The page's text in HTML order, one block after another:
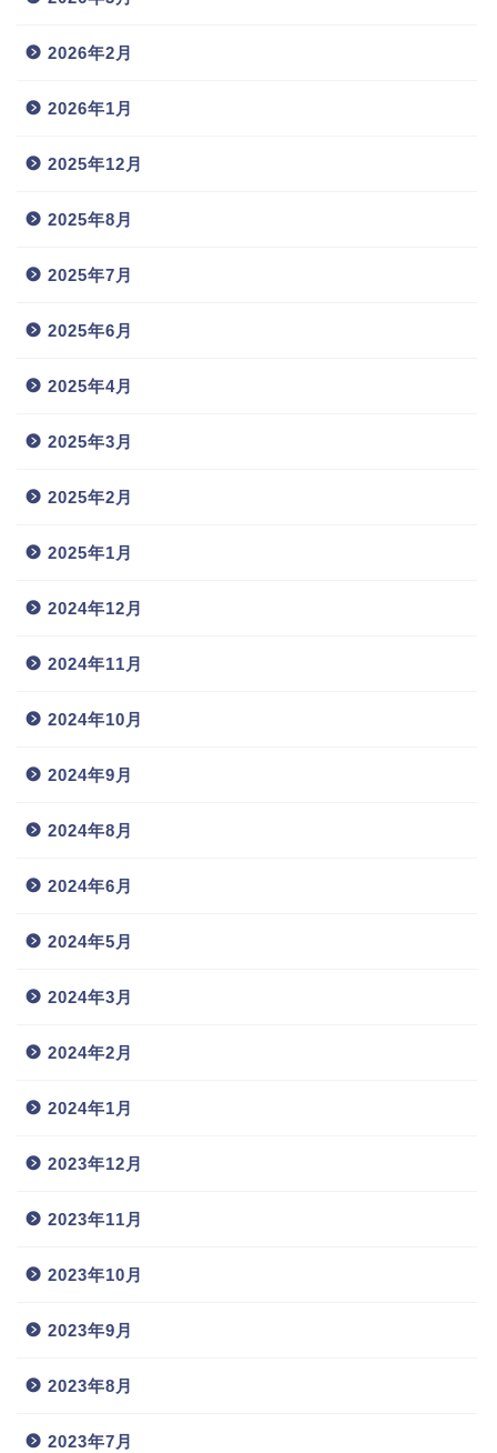
2026年2月
2026年1月
2025年12月
2025年8月
2025年7月
2025年6月
2025年4月
2025年3月
2025年2月
2025年1月
2024年12月
2024年11月
2024年10月
2024年9月
2024年8月
2024年6月
2024年5月
2024年3月
2024年2月
2024年1月
2023年12月
2023年11月
2023年10月
2023年9月
2023年8月
2023年7月